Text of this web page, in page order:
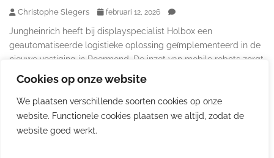
Cookies op onze website
We plaatsen verschillende soorten cookies op onze
website. Functionele cookies plaatsen we altijd, zodat de
website goed werkt.
Christophe Slegers februari 12, 2026
Jungheinrich heeft bij displayspecialist Holbox een
geautomatiseerde logistieke oplossing geïmplementeerd in de
nieuwe vestiging in Roermond. De inzet van mobile robots zorgt
voor een efficiënte en veilige materiaalstroom tussen productie,
magazijn, goederenontvangst en verzending. In 2025 verhuisde
het familiebedrijf van Echt naar een nieuw, duurzaam
bedrijfspand in Roermond. De relocatie bood de kans om
productie- en logistieke processen structureel te hertekenen.